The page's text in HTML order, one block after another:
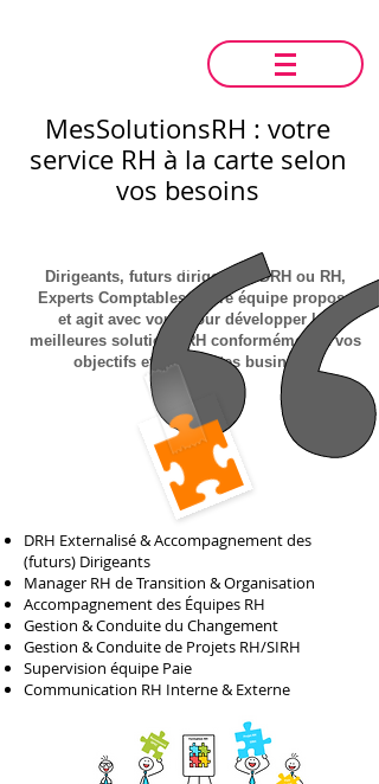
MesSolutionsRH : votre
service RH à la carte selon
vos besoins
Dirigeants, futurs dirigeants, DRH ou RH,
Experts Comptables, notre équipe propose
et agit avec vous pour développer les
meilleures solutions RH conformément à vos
objectifs et contraintes business"
DRH
DRH Externalisé & Accompagnement des
(futurs) Dirigeants
Manager RH de Transition & Organisation
Accompagnement des Équipes RH
Gestion & Conduite du Changement
Gestion & Conduite de Projets RH/SIRH
Supervision équipe Paie
Communication RH Interne & Externe